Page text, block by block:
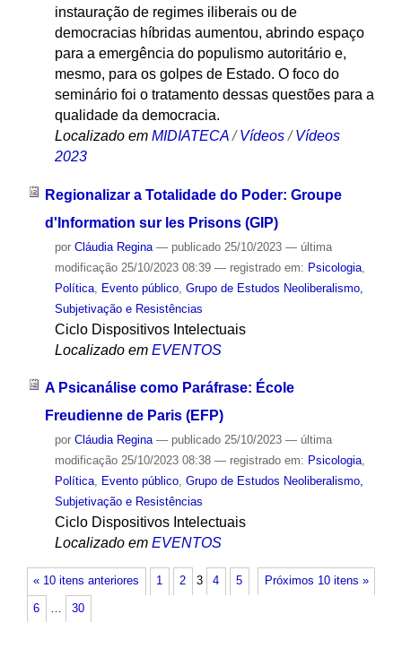
instauração de regimes iliberais ou de
democracias híbridas aumentou, abrindo espaço
para a emergência do populismo autoritário e,
mesmo, para os golpes de Estado. O foco do
seminário foi o tratamento dessas questões para a
qualidade da democracia.
Localizado em MIDIATECA /Vídeos /Vídeos
2023
Regionalizar a Totalidade do Poder: Groupe
d'Information sur les Prisons (GIP)
por Cláudia Regina — publicado25/10/2023 — última
modificação25/10/2023 08:39 — registrado em: Psicologia,
Política, Evento público, Grupo de Estudos Neoliberalismo,
Subjetivação e Resistências
Ciclo Dispositivos Intelectuais
Localizado em EVENTOS
A Psicanálise como Paráfrase: École
Freudienne de Paris (EFP)
por Cláudia Regina — publicado25/10/2023 — última
modificação25/10/2023 08:38 — registrado em: Psicologia,
Política, Evento público, Grupo de Estudos Neoliberalismo,
Subjetivação e Resistências
Ciclo Dispositivos Intelectuais
Localizado em EVENTOS
« 10 itens anteriores Próximos 10 itens »
1 2 3 4 5
6 … 30